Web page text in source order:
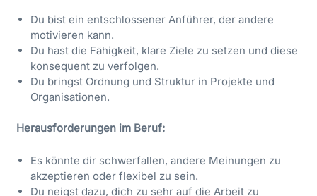
Du bist ein entschlossener Anführer, der andere
motivieren kann.
Du hast die Fähigkeit, klare Ziele zu setzen und diese
konsequent zu verfolgen.
Du bringst Ordnung und Struktur in Projekte und
Organisationen.
Herausforderungen im Beruf:
Es könnte dir schwerfallen, andere Meinungen zu
akzeptieren oder flexibel zu sein.
Du neigst dazu, dich zu sehr auf die Arbeit zu